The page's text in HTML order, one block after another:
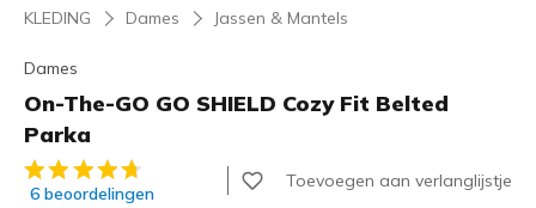
KLEDING Dames Jassen & Mantels
Dames
On-The-GO GO SHIELD Cozy Fit Belted
Parka
3,5 van de 5 klantbeoordelingen
6 beoordelingen
Toevoegen aan verlanglijstje